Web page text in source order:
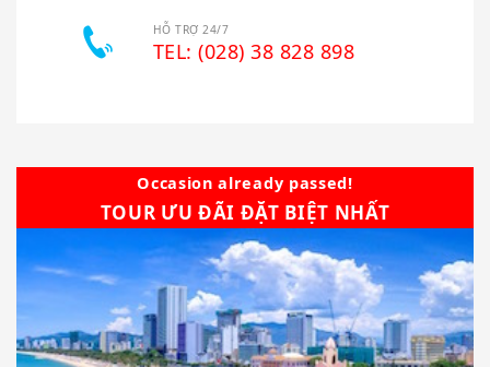
HỖ TRỢ 24/7
TEL: (028) 38 828 898
Occasion already passed!
TOUR ƯU ĐÃI ĐẶT BIỆT NHẤT